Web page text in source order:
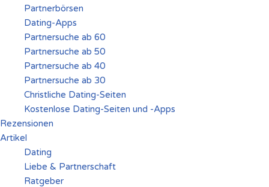
Partnerbörsen
Dating-Apps
Partnersuche ab 60
Partnersuche ab 50
Partnersuche ab 40
Partnersuche ab 30
Christliche Dating-Seiten
Kostenlose Dating-Seiten und -Apps
Rezensionen
Artikel
Dating
Liebe & Partnerschaft
Ratgeber